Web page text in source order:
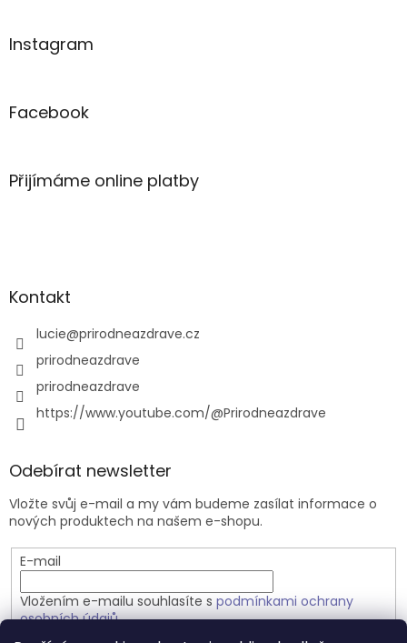
Instagram
Facebook
Přijímáme online platby
Kontakt
lucie@prirodneazdrave.cz
prirodneazdrave
prirodneazdrave
https://www.youtube.com/@Prirodneazdrave
Odebírat newsletter
Vložte svůj e-mail a my vám budeme zasílat informace o
nových produktech na našem e-shopu.
E-mail
Vložením e-mailu souhlasíte s podmínkami ochrany
osobních údajů